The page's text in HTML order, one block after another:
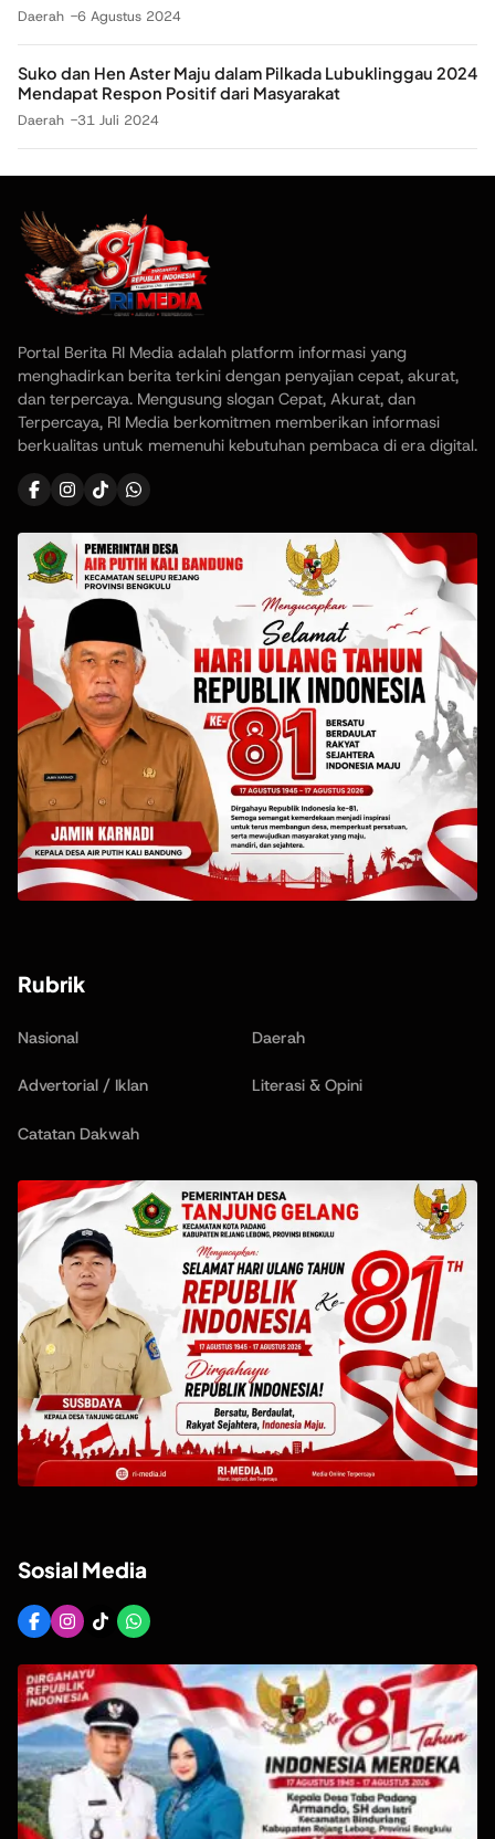
Daerah 6 Agustus 2024
Suko dan Hen Aster Maju dalam Pilkada Lubuklinggau 2024
Mendapat Respon Positif dari Masyarakat
Daerah 31 Juli 2024
Portal Berita RI Media adalah platform informasi yang
menghadirkan berita terkini dengan penyajian cepat, akurat,
dan terpercaya. Mengusung slogan Cepat, Akurat, dan
Terpercaya, RI Media berkomitmen memberikan informasi
berkualitas untuk memenuhi kebutuhan pembaca di era digital.
Rubrik
Nasional Daerah
Advertorial / Iklan Literasi & Opini
Catatan Dakwah
Sosial Media